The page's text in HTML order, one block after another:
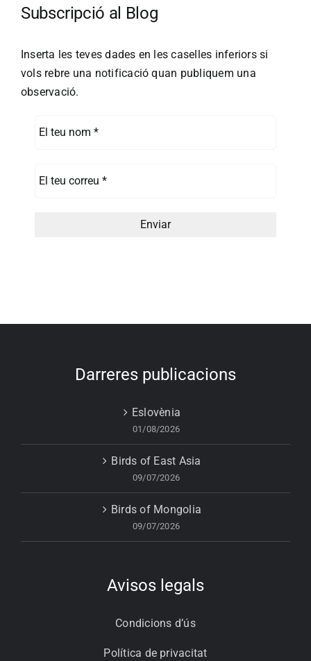
Subscripció al Blog
Inserta les teves dades en les caselles inferiors si
vols rebre una notificació quan publiquem una
observació.
Darreres publicacions
Eslovènia
01/08/2026
Birds of East Asia
09/07/2026
Birds of Mongolia
09/07/2026
Avisos legals
Condicions d’ús
Política de privacitat